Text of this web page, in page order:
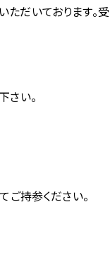
だいております
さい。
持参ください。